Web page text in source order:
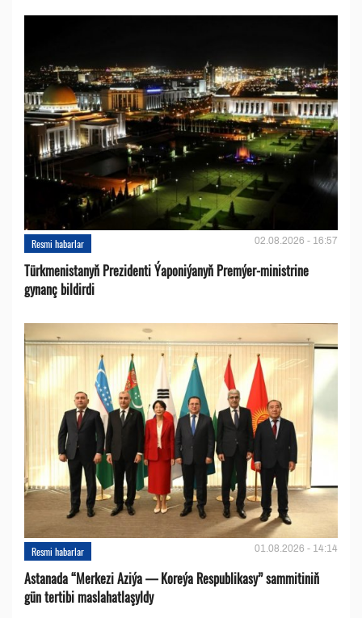
Resmi habarlar 02.08.2026 - 16:57
Türkmenistanyň Prezidenti Ýaponiýanyň Premýer-ministrine
gynanç bildirdi
Resmi habarlar 01.08.2026 - 14:14
Astanada “Merkezi Aziýa — Koreýa Respublikasy” sammitiniň
gün tertibi maslahatlaşyldy